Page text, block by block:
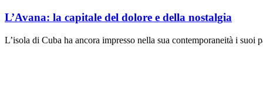
L’Avana: la capitale del dolore e della nostalgia
L’isola di Cuba ha ancora impresso nella sua contemporaneità i suoi